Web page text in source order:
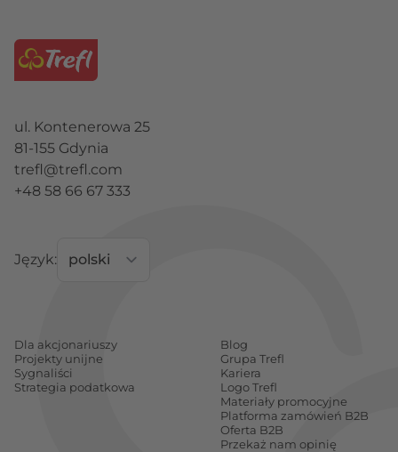
ul. Kontenerowa 25
81-155 Gdynia
trefl@trefl.com
+48 58 66 67 333
Język:
Dla akcjonariuszy
Projekty unijne
Sygnaliści
Strategia podatkowa
Blog
Grupa Trefl
Kariera
Logo Trefl
Materiały promocyjne
Platforma zamówień B2B
Oferta B2B
Przekaż nam opinię